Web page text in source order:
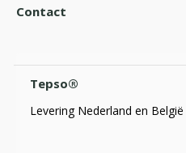
Contact
Tepso®
Levering Nederland en België